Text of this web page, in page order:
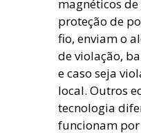
magnéticos
proteção de
fio, enviam o
de violação,
e caso seja
local. Outros
tecnologia
funcionam